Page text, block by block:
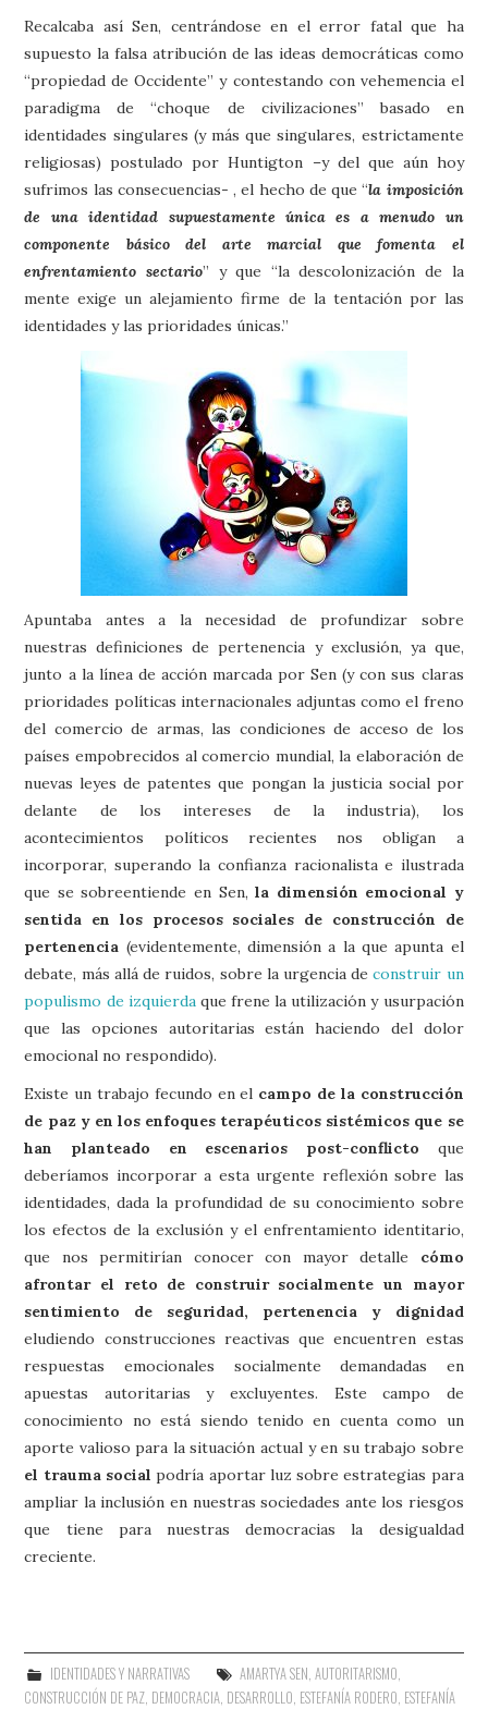
Recalcaba así Sen, centrándose en el error fatal que ha
supuesto la falsa atribución de las ideas democráticas como
“propiedad de Occidente” y contestando con vehemencia el
paradigma de “choque de civilizaciones” basado en
identidades singulares (y más que singulares, estrictamente
religiosas) postulado por Huntigton –y del que aún hoy
sufrimos las consecuencias- , el hecho de que “la imposición
de una identidad supuestamente única es a menudo un
componente básico del arte marcial que fomenta el
enfrentamiento sectario” y que “la descolonización de la
mente exige un alejamiento firme de la tentación por las
identidades y las prioridades únicas.”
Apuntaba antes a la necesidad de profundizar sobre
nuestras definiciones de pertenencia y exclusión, ya que,
junto a la línea de acción marcada por Sen (y con sus claras
prioridades políticas internacionales adjuntas como el freno
del comercio de armas, las condiciones de acceso de los
países empobrecidos al comercio mundial, la elaboración de
nuevas leyes de patentes que pongan la justicia social por
delante de los intereses de la industria), los
acontecimientos políticos recientes nos obligan a
incorporar, superando la confianza racionalista e ilustrada
que se sobreentiende en Sen,la dimensión emocional y
sentida en los procesos sociales de construcción de
pertenencia (evidentemente, dimensión a la que apunta el
debate, más allá de ruidos, sobre la urgencia deconstruir un
populismo de izquierdaque frene la utilización y usurpación
que las opciones autoritarias están haciendo del dolor
emocional no respondido).
Existe un trabajo fecundo en el campo de la construcción
de paz y en los enfoques terapéuticos sistémicos que se
han planteado en escenarios post-conflicto que
deberíamos incorporar a esta urgente reflexión sobre las
identidades, dada la profundidad de su conocimiento sobre
los efectos de la exclusión y el enfrentamiento identitario,
que nos permitirían conocer con mayor detalle cómo
afrontar el reto de construir socialmente un mayor
sentimiento de seguridad, pertenencia y dignidad
eludiendo construcciones reactivas que encuentren estas
respuestas emocionales socialmente demandadas en
apuestas autoritarias y excluyentes. Este campo de
conocimiento no está siendo tenido en cuenta como un
aporte valioso para la situación actual y en su trabajo sobre
el trauma social podría aportar luz sobre estrategias para
ampliar la inclusión en nuestras sociedades ante los riesgos
que tiene para nuestras democracias la desigualdad
creciente.
IDENTIDADES Y NARRATIVAS AMARTYA SEN, AUTORITARISMO,
CONSTRUCCIÓN DE PAZ, DEMOCRACIA, DESARROLLO, ESTEFANÍA RODERO, ESTEFANÍA